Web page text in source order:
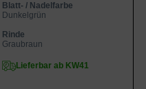
Blatt- / Nadelfarbe
Dunkelgrün
Rinde
Graubraun
Lieferbar ab KW41